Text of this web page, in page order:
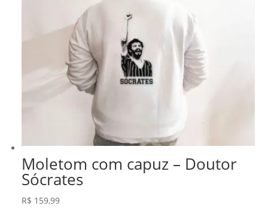
Moletom com capuz – Doutor
Sócrates
R$ 159,99